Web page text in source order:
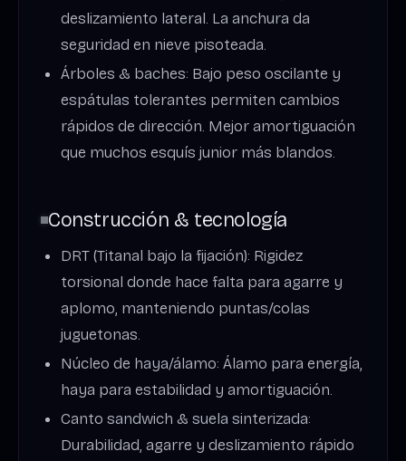
deslizamiento lateral. La anchura da
seguridad en nieve pisoteada.
Árboles & baches: Bajo peso oscilante y
espátulas tolerantes permiten cambios
rápidos de dirección. Mejor amortiguación
que muchos esquís junior más blandos.
Construcción & tecnología
DRT (Titanal bajo la fijación): Rigidez
torsional donde hace falta para agarre y
aplomo, manteniendo puntas/colas
juguetonas.
Núcleo de haya/álamo: Álamo para energía,
haya para estabilidad y amortiguación.
Canto sandwich & suela sinterizada:
Durabilidad, agarre y deslizamiento rápido